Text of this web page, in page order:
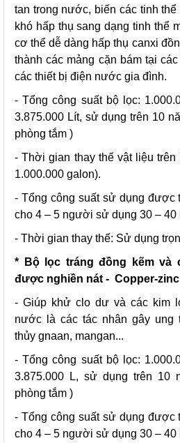
tan trong nước, biến các tinh
khó hấp thụ sang dạng tinh thể
cơ thể dễ dàng hấp thụ canxi
thành các mảng cặn bám tại
các thiết bị điện nước gia đình.
- Tổng công suất bộ lọc:
3.875.000 Lít, sử dụng trên 10
phòng tắm )
- Thời gian thay thế vật liệu
1.000.000 galon).
- Tổng công suất sử dụng được
cho 4 – 5 người sử dụng 30 – 40
- Thời gian thay thế: Sử dụng
* Bộ lọc tráng đồng kẽm và
được nghiền nát - Copper-
- Giúp khử clo dư và các kim
nước là các tác nhân gây ung
thủy gnaan, mangan...
- Tổng công suất bộ lọc:
3.875.000 L, sử dụng trên 10
phòng tắm )
- Tổng công suất sử dụng được
cho 4 – 5 người sử dụng 30 – 40